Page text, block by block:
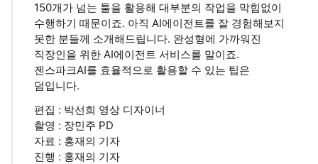
150개가 넘는 툴을 활용해 대부분의 작업을 막힘없이
수행하기 때문이죠. 아직 AI에이전트를 잘 경험해보지
못한 분들께 소개해드립니다. 완성형에 가까워진
직장인을 위한 AI에이전트 서비스를 말이죠.
젠스파크AI를 효율적으로 활용할 수 있는 팁은
덤입니다.
편집 : 박선희 영상 디자이너
촬영 : 장민주 PD
자료 : 홍재의 기자
진행 : 홍재의 기자